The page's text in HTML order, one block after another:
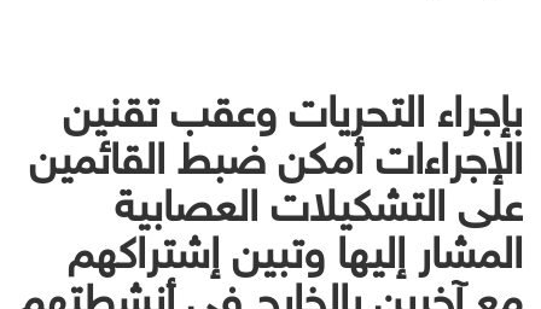
بإجراء التحريات وعقب تقنين
الإجراءات أمكن ضبط القائمين
على التشكيلات العصابية
المشار إليها وتبين إشتراكهم
مع آخرين بالخارج فى أنشطتهم